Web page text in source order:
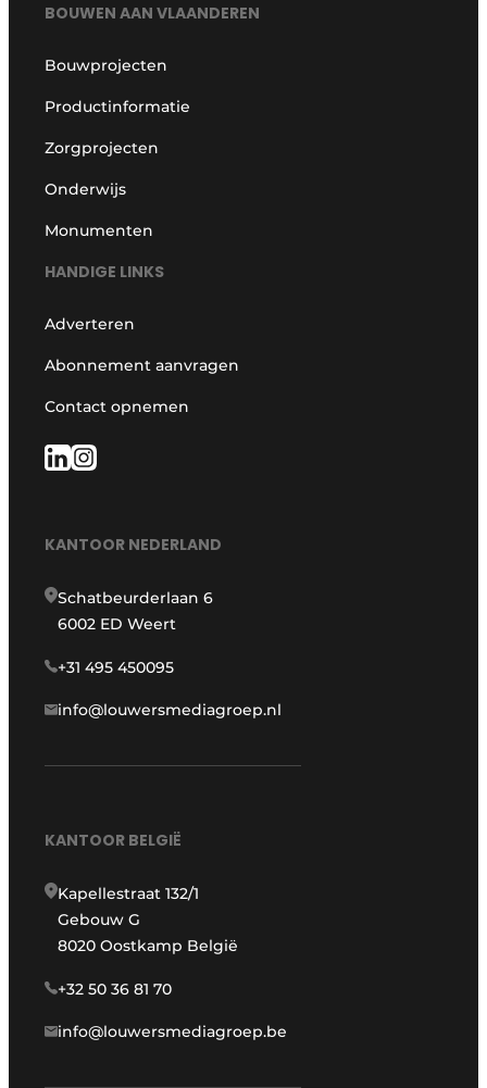
BOUWEN AAN VLAANDEREN
Bouwprojecten
Productinformatie
Zorgprojecten
Onderwijs
Monumenten
HANDIGE LINKS
Adverteren
Abonnement aanvragen
Contact opnemen
KANTOOR NEDERLAND
Schatbeurderlaan 6
6002 ED Weert
+31 495 450095
info@louwersmediagroep.nl
KANTOOR BELGIË
Kapellestraat 132/1
Gebouw G
8020 Oostkamp België
+32 50 36 81 70
info@louwersmediagroep.be